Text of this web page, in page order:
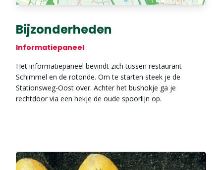
Bijzonderheden
Informatiepaneel
Het informatiepaneel bevindt zich tussen restaurant
Schimmel en de rotonde. Om te starten steek je de
Stationsweg-Oost over. Achter het bushokje ga je
rechtdoor via een hekje de oude spoorlijn op.